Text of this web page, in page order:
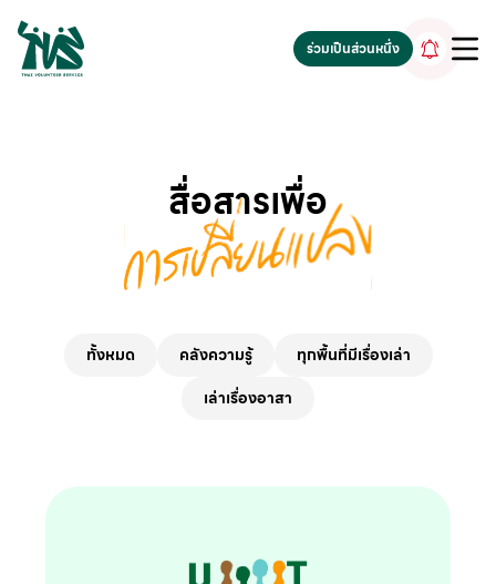
gv-5iuoxpem74qfjw.dv.googlehosted.com
ร่วมเป็นส่วนหนึ่ง
สื่อสารเพื่อ
ทั้งหมด คลังความรู้
ทุกพื้นที่มีเรื่องเล่า
เล่าเรื่องอาสา